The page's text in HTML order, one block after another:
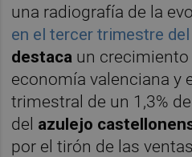
una radiografía de la
en el tercer trimestre
destaca un crecimiento
economía valenciana y
trimestral de un 1,3%
del azulejo
por el tirón de las